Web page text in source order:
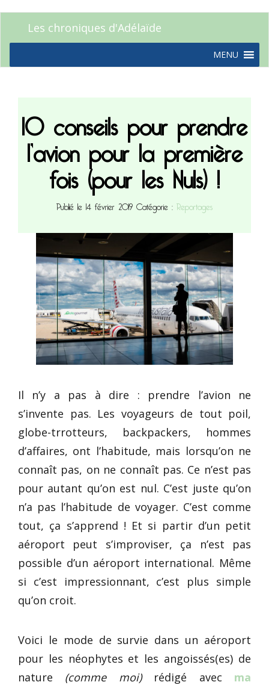
Les chroniques d'Adélaïde
MENU
10 conseils pour prendre
l’avion pour la première
fois (pour les Nuls) !
Publié le 14 février 2019Catégorie :Reportages
Il n’y a pas à dire : prendre l’avion ne
s’invente pas. Les voyageurs de tout poil,
globe-trrotteurs, backpackers, hommes
d’affaires, ont l’habitude, mais lorsqu’on ne
connaît pas, on ne connaît pas. Ce n’est pas
pour autant qu’on est nul. C’est juste qu’on
n’a pas l’habitude de voyager. C’est comme
tout, ça s’apprend ! Et si partir d’un petit
aéroport peut s’improviser, ça n’est pas
possible d’un aéroport international. Même
si c’est impressionnant, c’est plus simple
qu’on croit.
Voici le mode de survie dans un aéroport
pour les néophytes et les angoissés(es) de
nature (comme moi)rédigé avec ma